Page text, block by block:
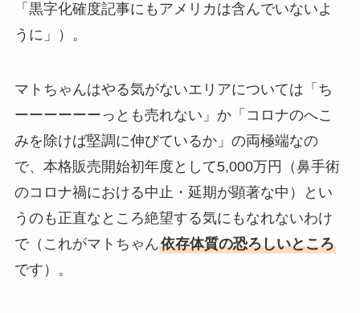
「黒字化確度記事にもアメリカは含んでいないよ
うに」）。
マトちゃんはやる気がないエリアについては「ち
ーーーーーーっとも売れない」か「コロナのへこ
みを除けば堅調に伸びているか」の両極端なの
で、本格販売開始初年度として5,000万円（鼻手術
のコロナ禍における中止・延期が顕著な中）とい
うのも正直なところ絶望する気にもなれないわけ
で（これがマトちゃん依存体質の恐ろしいところ
です）。